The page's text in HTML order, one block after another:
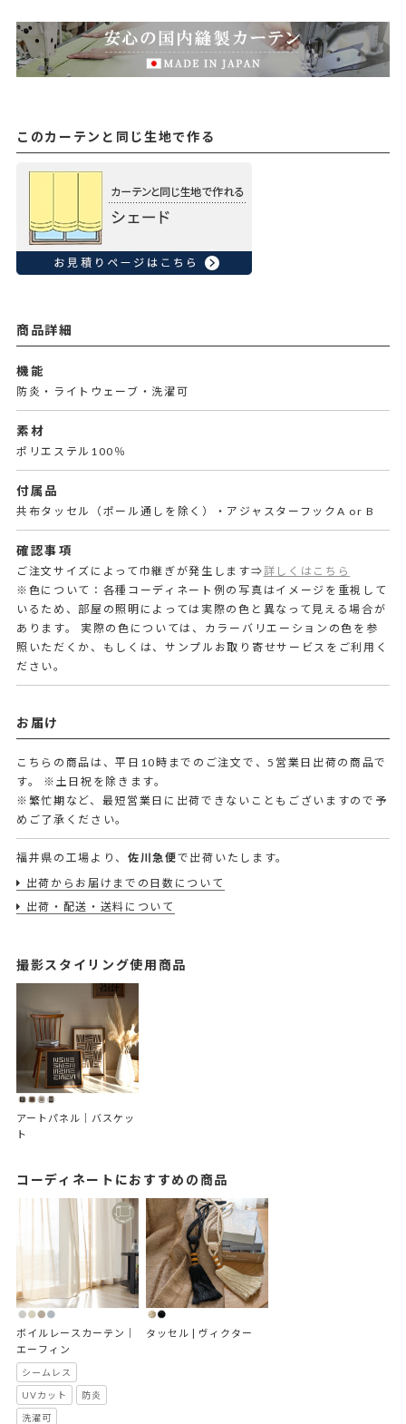
このカーテンと同じ生地で作る
商品詳細
機能
防炎・ライトウェーブ・洗濯可
素材
ポリエステル100％
付属品
共布タッセル（ポール通しを除く）・アジャスターフックA or B
確認事項
ご注文サイズによって巾継ぎが発生します⇒詳しくはこちら
※色について：各種コーディネート例の写真はイメージを重視して
いるため、部屋の照明によっては実際の色と異なって見える場合が
あります。 実際の色については、カラーバリエーションの色を参
照いただくか、もしくは、サンプルお取り寄せサービスをご利用く
ださい。
お届け
こちらの商品は、平日10時までのご注文で、5営業日出荷の商品で
す。
※土日祝を除きます。
※繁忙期など、最短営業日に出荷できないこともございますので予
めご了承ください。
福井県の工場より、佐川急便で出荷いたします。
出荷からお届けまでの日数について
出荷・配送・送料について
撮影スタイリング使用商品
アートパネル｜バスケッ
ト
コーディネートにおすすめの商品
ボイルレースカーテン｜
エーフィン
シームレス
UVカット 防炎
洗濯可
タッセル | ヴィクター